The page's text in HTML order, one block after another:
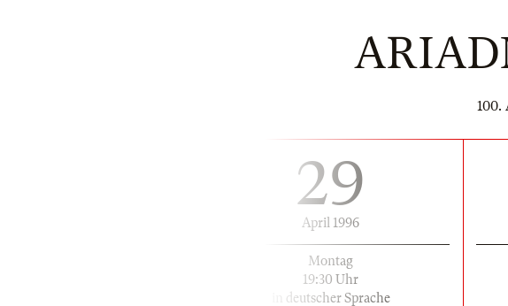
100.
29
April 1996
Montag
19:30 Uhr
in deutscher Sprache